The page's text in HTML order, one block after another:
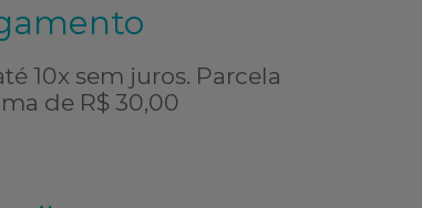
10x sem juros. Parcela
de R$ 30,00